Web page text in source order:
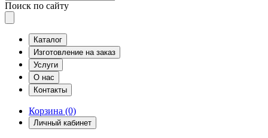
Поиск по сайту
Каталог
Изготовление на заказ
Услуги
О нас
Контакты
Корзина (0)
Личный кабинет